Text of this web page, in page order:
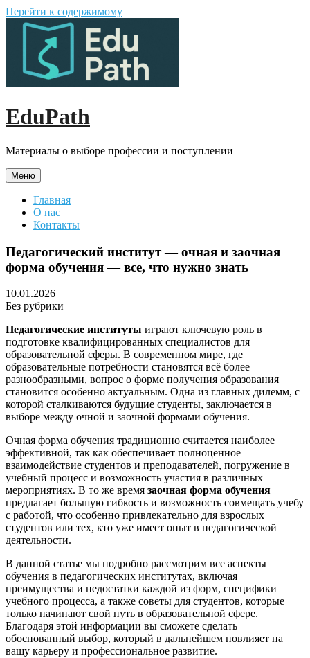
Перейти к содержимому
EduPath
Материалы о выборе профессии и поступлении
Меню
Главная
О нас
Контакты
Педагогический институт — очная и заочная
форма обучения — все, что нужно знать
10.01.2026
Без рубрики
Педагогические институты играют ключевую роль в
подготовке квалифицированных специалистов для
образовательной сферы. В современном мире, где
образовательные потребности становятся всё более
разнообразными, вопрос о форме получения образования
становится особенно актуальным. Одна из главных дилемм, с
которой сталкиваются будущие студенты, заключается в
выборе между очной и заочной формами обучения.
Очная форма обучения традиционно считается наиболее
эффективной, так как обеспечивает полноценное
взаимодействие студентов и преподавателей, погружение в
учебный процесс и возможность участия в различных
мероприятиях. В то же время заочная форма обучения
предлагает большую гибкость и возможность совмещать учебу
с работой, что особенно привлекательно для взрослых
студентов или тех, кто уже имеет опыт в педагогической
деятельности.
В данной статье мы подробно рассмотрим все аспекты
обучения в педагогических институтах, включая
преимущества и недостатки каждой из форм, специфики
учебного процесса, а также советы для студентов, которые
только начинают свой путь в образовательной сфере.
Благодаря этой информации вы сможете сделать
обоснованный выбор, который в дальнейшем повлияет на
вашу карьеру и профессиональное развитие.